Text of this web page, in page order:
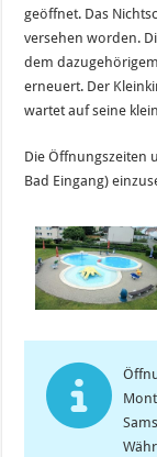
geöffnet. Das
versehen worden.
dem
erneuert. Der
wartet auf seine
Die Öffnungszeiten
Bad Eingang)